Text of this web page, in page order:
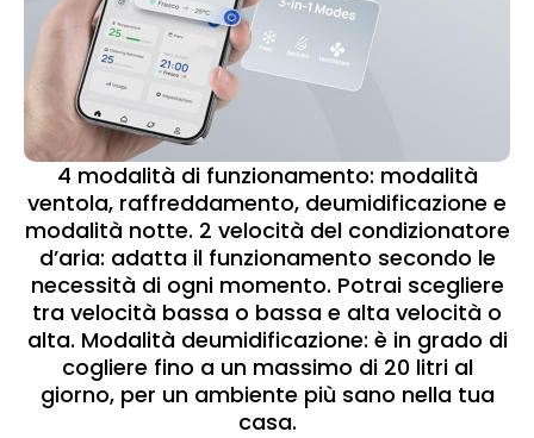
4 modalità di funzionamento: modalità
ventola, raffreddamento, deumidificazione e
modalità notte. 2 velocità del condizionatore
d’aria: adatta il funzionamento secondo le
necessità di ogni momento. Potrai scegliere
tra velocità bassa o bassa e alta velocità o
alta. Modalità deumidificazione: è in grado di
cogliere fino a un massimo di 20 litri al
giorno, per un ambiente più sano nella tua
casa.